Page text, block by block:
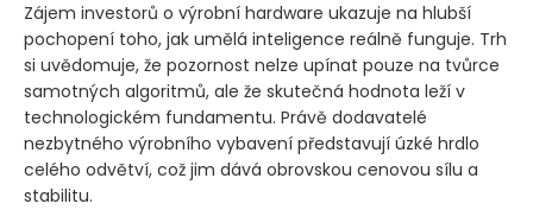
Zájem investorů o výrobní hardware ukazuje na hlubší
pochopení toho, jak umělá inteligence reálně funguje. Trh
si uvědomuje, že pozornost nelze upínat pouze na tvůrce
samotných algoritmů, ale že skutečná hodnota leží v
technologickém fundamentu. Právě dodavatelé
nezbytného výrobního vybavení představují úzké hrdlo
celého odvětví, což jim dává obrovskou cenovou sílu a
stabilitu.